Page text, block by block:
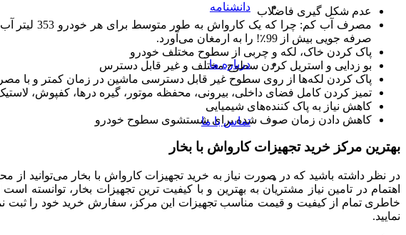
دانشنامه
درباره ما
تماس با ما
عدم شکل گیری فاضلاب
صرفه جویی بیش از 99٪! را به ارمغان می‌آورد.
پاک کردن خاک، لکه و چربی از سطوح مختلف خودرو
بو زدایی و استریل کردن سطوح مختلف و غیر قابل دسترس
پاک کردن لکه‌ها از روی سطوح غیر قابل دسترسی ماشین در زمان کمتر و با
تمیز کردن کامل فضای داخلی، بیرونی، محفظه موتور، گیره درها، کفپوش،
کاهش نیاز به پاک کننده‌های شیمیایی
کاهش دادن زمان صرف شده برای شستشوی سطوح خودرو
بهترین مرکز خرید تجهیزات کارواش با بخار
در نظر داشته باشید که در صورت نیاز به خرید تجهیزات کارواش با بخار می‌توانید
اهتمام در تامین نیاز مشتریان به بهترین و با کیفیت ترین تجهیزات بخار، توانسته
خاطری تمام از کیفیت و قیمت مناسب تجهیزات این مرکز، سفارش خرید خود را ثبت
نمایید.